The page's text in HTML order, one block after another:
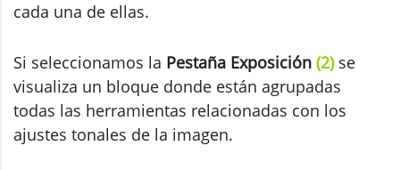
cada una de ellas.
Si seleccionamos la Pestaña Exposición (2) se
visualiza un bloque donde están agrupadas
todas las herramientas relacionadas con los
ajustes tonales de la imagen.